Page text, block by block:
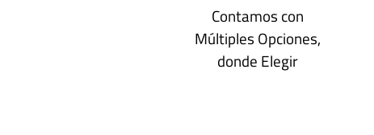
Contamos con
Múltiples Opciones,
donde Elegir